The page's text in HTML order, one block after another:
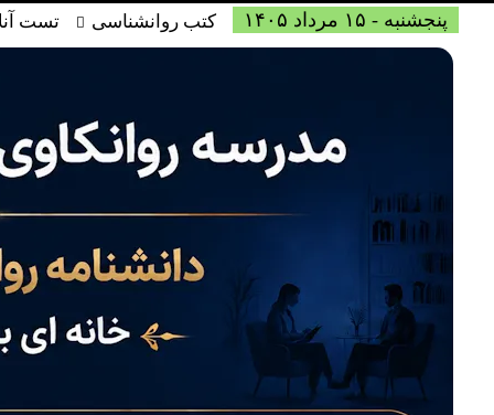
پنجشنبه - ۱۵ مرداد ۱۴۰۵ کتب روانشناسی تست